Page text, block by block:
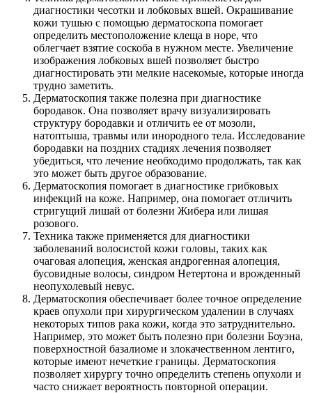
диагностики чесотки и лобковых вшей. Окрашивание
кожи тушью с помощью дерматоскопа помогает
определить местоположение клеща в норе, что
облегчает взятие соскоба в нужном месте. Увеличение
изображения лобковых вшей позволяет быстро
диагностировать эти мелкие насекомые, которые иногда
трудно заметить.
Дерматоскопия также полезна при диагностике
бородавок. Она позволяет врачу визуализировать
структуру бородавки и отличить ее от мозоли,
натоптыша, травмы или инородного тела. Исследование
бородавки на поздних стадиях лечения позволяет
убедиться, что лечение необходимо продолжать, так как
это может быть другое образование.
Дерматоскопия помогает в диагностике грибковых
инфекций на коже. Например, она помогает отличить
стригущий лишай от болезни Жибера или лишая
розового.
Техника также применяется для диагностики
заболеваний волосистой кожи головы, таких как
очаговая алопеция, женская андрогенная алопеция,
бусовидные волосы, синдром Нетертона и врожденный
неопухолевый невус.
Дерматоскопия обеспечивает более точное определение
краев опухоли при хирургическом удалении в случаях
некоторых типов рака кожи, когда это затруднительно.
Например, это может быть полезно при болезни Боуэна,
поверхностной базалиоме и злокачественном лентиго,
которые имеют нечеткие границы. Дерматоскопия
позволяет хирургу точно определить степень опухоли и
часто снижает вероятность повторной операции.